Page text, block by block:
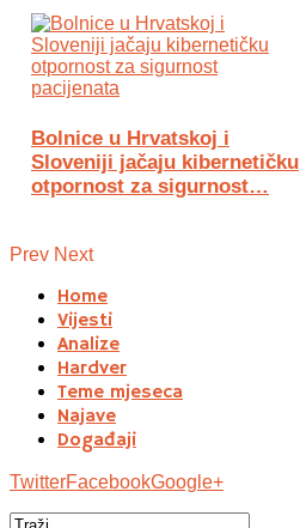
Bolnice u Hrvatskoj i
Sloveniji jačaju kibernetičku
otpornost za sigurnost…
Prev Next
Home
Vijesti
Analize
Hardver
Teme mjeseca
Najave
Događaji
TwitterFacebookGoogle+